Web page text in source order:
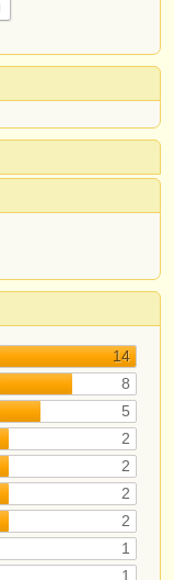
14
8
5
2
2
2
2
1
1